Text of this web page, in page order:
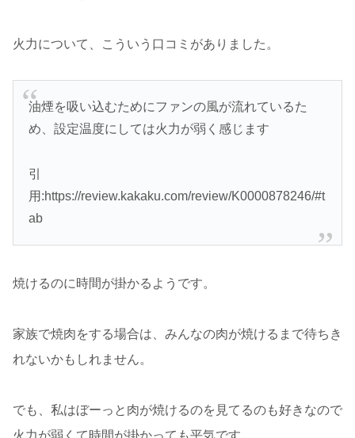
火力について、こういう口コミがありました。
油煙を吸い込むためにファンの風が流れているた
め、設定温度にしては火力が弱く感じます
引
用:https://review.kakaku.com/review/K0000878246/#t
ab
焼けるのに時間が掛かるようです。
家族で焼肉をする場合は、みんなの肉が焼けるまで待ちき
れないかもしれません。
でも、私はぼーっと肉が焼けるのを見てるのも好きなので